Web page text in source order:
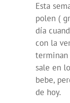
Esta
polen (
día
con la
terminan
sale en
bebe,
de hoy.